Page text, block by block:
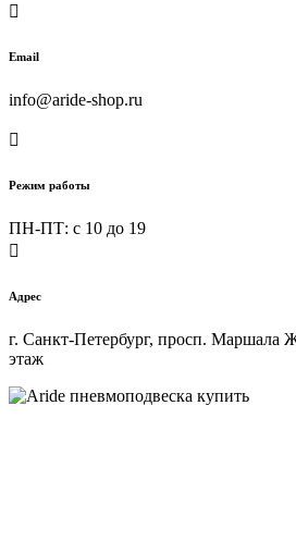

Email
info@aride-shop.ru

Режим работы
ПН-ПТ: c 10 до 19

Адрес
г. Санкт-Петербург, просп. Маршала
этаж